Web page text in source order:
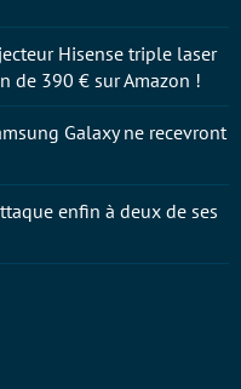
Hisense triple laser
de 390 € sur Amazon !
Galaxy ne recevront
enfin à deux de ses